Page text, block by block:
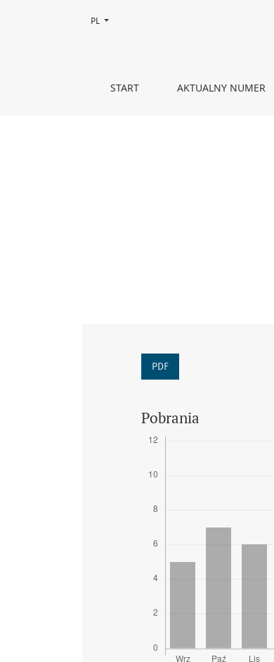
Back matter
START AKTUALNY NUMER
Zmień język, obecnie wybrany to:
PL
PDF
Pobrania